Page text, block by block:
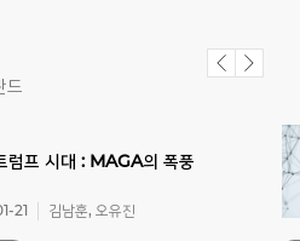
드
럼프 시대 : MAGA의 폭풍
21 김남훈, 오유진